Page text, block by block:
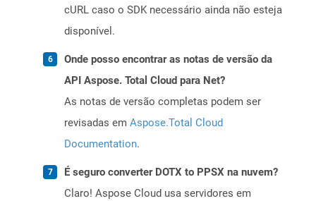
cURL caso o SDK necessário ainda não esteja
disponível.
Onde posso encontrar as notas de versão da
API Aspose. Total Cloud para Net?
As notas de versão completas podem ser
revisadas em Aspose.Total Cloud
Documentation.
É seguro converter DOTX to PPSX na nuvem?
Claro! Aspose Cloud usa servidores em